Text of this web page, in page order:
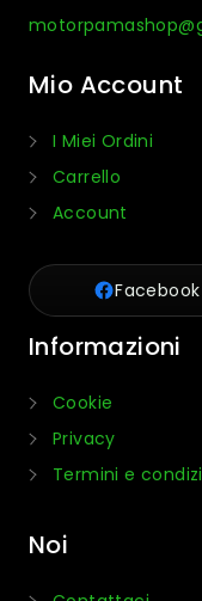
Mio Account
I Miei Ordini
Carrello
Account
Facebook
Informazioni
Cookie
Privacy
Termini e
Noi